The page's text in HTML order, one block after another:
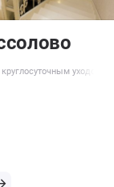
уходом